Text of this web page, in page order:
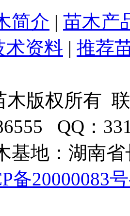
简介 | 苗木产
术资料 | 推荐
木版权所有
QQ：
基地：湖南
备20000083